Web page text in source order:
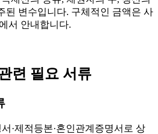
된 변수입니다. 구체적인 금액은 사
서 안내합니다.
련 필요 서류
·제적등본·혼인관계증명서로 상